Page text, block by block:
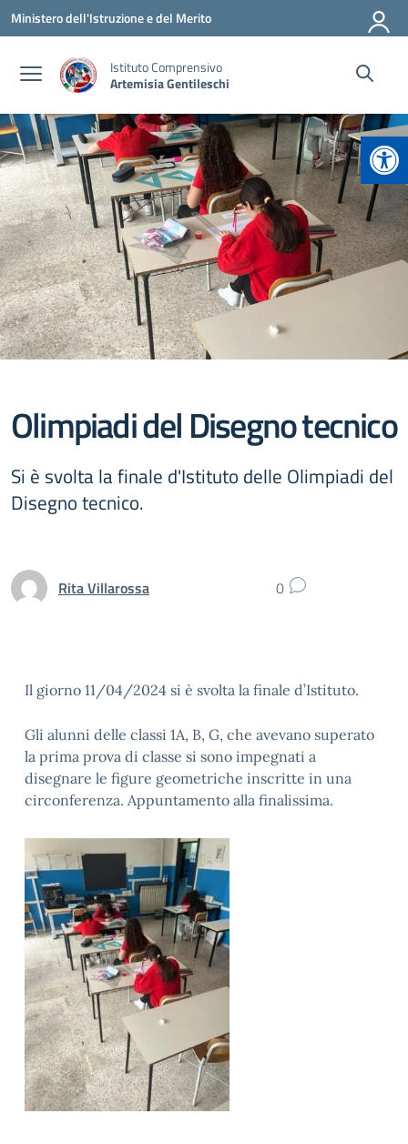
Vai ai contenuti
Vai al menu di navigazione
Vai al footer
Ministero dell'Istruzione e del Merito
Istituto Comprensivo
Artemisia Gentileschi
Olimpiadi del Disegno tecnico
Si è svolta la finale d'Istituto delle Olimpiadi del
Disegno tecnico.
Rita Villarossa 0
Il giorno 11/04/2024 si è svolta la finale d’Istituto.
Gli alunni delle classi 1A, B, G, che avevano superato
la prima prova di classe si sono impegnati a
disegnare le figure geometriche inscritte in una
circonferenza. Appuntamento alla finalissima.